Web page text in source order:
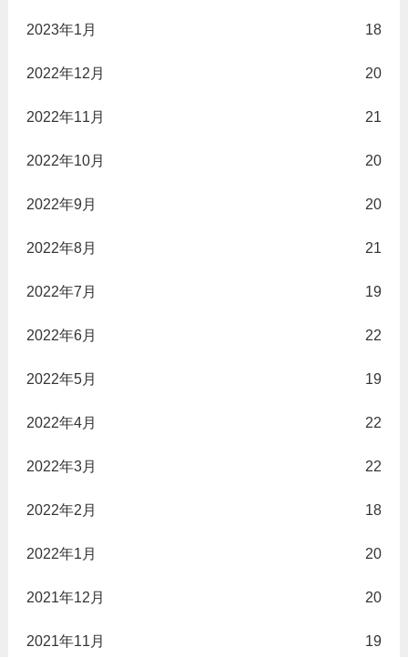
2023年1月 18
2022年12月 20
2022年11月 21
2022年10月 20
2022年9月 20
2022年8月 21
2022年7月 19
2022年6月 22
2022年5月 19
2022年4月 22
2022年3月 22
2022年2月 18
2022年1月 20
2021年12月 20
2021年11月 19